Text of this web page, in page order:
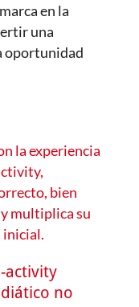
en la
una
oportunidad
activity
no